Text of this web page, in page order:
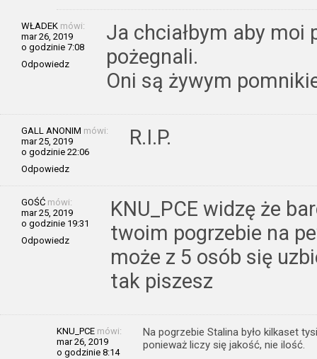
WŁADEK mówi:
mar 26, 2019
o godzinie 7:08
Odpowiedz
Ja chciałbym aby
pożegnali.
Oni są żywym
GALL ANONIM mówi:
mar 25, 2019
o godzinie 22:06
Odpowiedz
R.I.P.
GOŚĆ mówi:
mar 25, 2019
o godzinie 19:31
Odpowiedz
KNU_PCE widzę że
twoim pogrzebie na
może z 5 osób się
tak piszesz
KNU_PCE mówi:
mar 26, 2019
o godzinie 8:14
Na pogrzebie Stalina było kilkaset
ponieważ liczy się jakość, nie ilość.